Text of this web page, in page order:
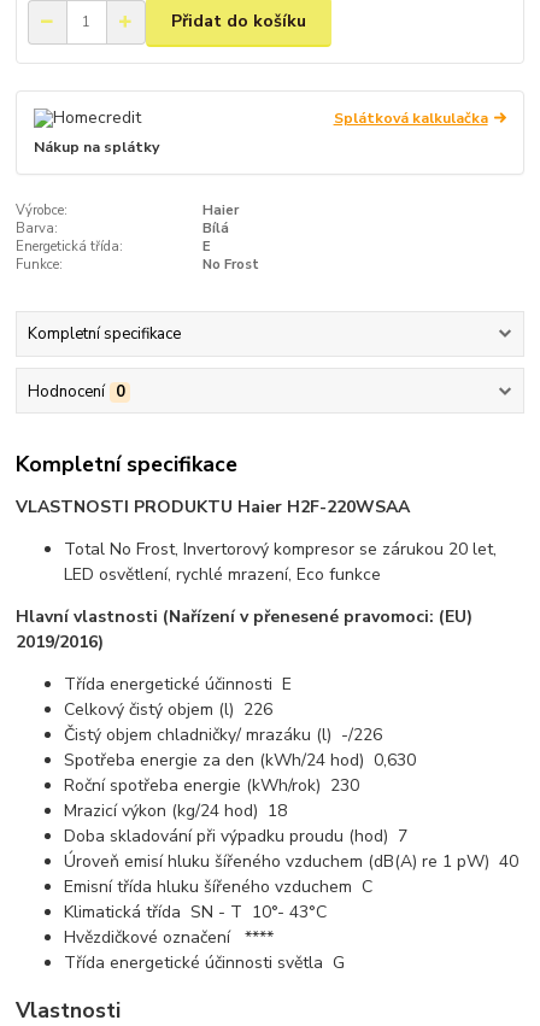
Přidat do košíku
Splátková kalkulačka
Nákup na splátky
Výrobce:
Haier
Barva:
Bílá
Energetická třída:
E
Funkce:
No Frost
Kompletní specifikace
Hodnocení 0
Kompletní specifikace
VLASTNOSTI PRODUKTU Haier H2F-220WSAA
Total No Frost, Invertorový kompresor se zárukou 20 let,
LED osvětlení, rychlé mrazení, Eco funkce
Hlavní vlastnosti (Nařízení v přenesené pravomoci: (EU)
2019/2016)
Třída energetické účinnosti E
Celkový čistý objem (l) 226
Čistý objem chladničky/ mrazáku (l) -/226
Spotřeba energie za den (kWh/24 hod) 0,630
Roční spotřeba energie (kWh/rok) 230
Mrazicí výkon (kg/24 hod) 18
Doba skladování při výpadku proudu (hod) 7
Úroveň emisí hluku šířeného vzduchem (dB(A) re 1 pW) 40
Emisní třída hluku šířeného vzduchem C
Klimatická třída SN - T 10°- 43°C
Hvězdičkové označení ****
Třída energetické účinnosti světla G
Vlastnosti